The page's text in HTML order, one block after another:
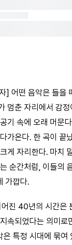
] 어떤 음악은 들을
멈춘 자리에서 감
기 속에 오래 머문
가온다. 한 곡이 끝
게 자리한다. 마치
순간처럼, 이들의
가깝다.
진 40년의 시간은
속되었다는 의미로
특정 시대에 묶여